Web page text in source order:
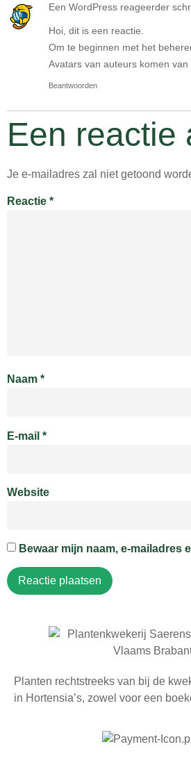
Een WordPress reageerder
Hoi, dit is een reactie.
Om te beginnen met het
Avatars van auteurs komen van
Beantwoorden
Een reactie
Je e-mailadres zal niet getoond
Reactie *
Naam *
E-mail *
Website
Bewaar mijn naam, e-mailadres
Planten rechtstreeks van bij de
in Hortensia’s, zowel voor een